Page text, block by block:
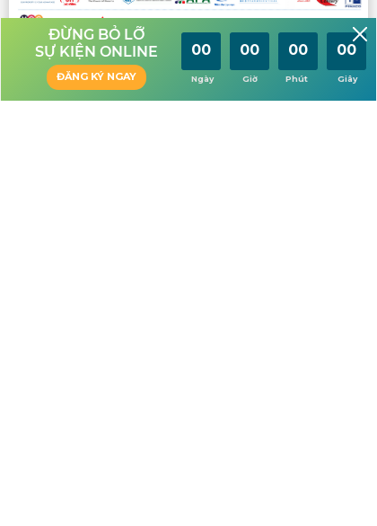
ĐỪNG BỎ LỠ
SỰ KIỆN ONLINE
ĐĂNG KÝ NGAY Giây
00 00 00 00
Ngày Giờ Phút